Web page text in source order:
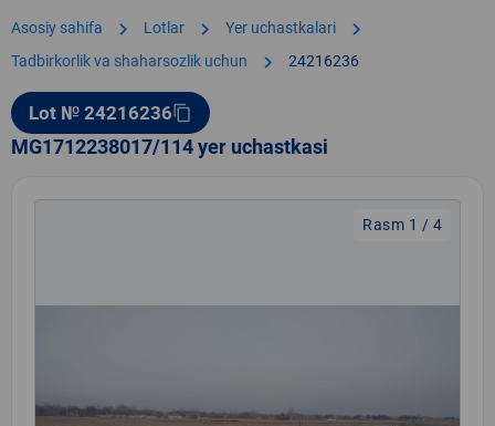
Asosiy sahifa chevron_right Lotlar chevron_right Yer uchastkalari chevron_right
Tadbirkorlik va shaharsozlik uchun chevron_right 24216236
Lot № 24216236content_copy
MG1712238017/114 yer uchastkasi
Rasm 1 / 4